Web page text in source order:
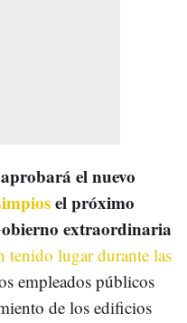
aprobará el nuevo
el próximo
extraordinaria
tenido lugar durante las
empleados públicos
de los edificios